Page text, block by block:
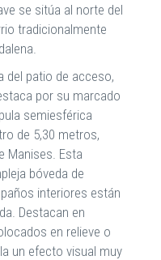
se sitúa al norte del
tradicionalmente
del patio de acceso,
por su marcado
semiesférica
de 5,30 metros,
Manises. Esta
bóveda de
interiores están
Destacan en
en relieve o
un efecto visual muy